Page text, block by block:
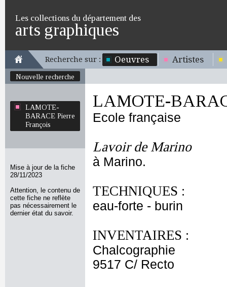
Les collections du département des
arts graphiques
Recherche sur : Oeuvres Artistes
Nouvelle recherche
LAMOTE-
BARACE Pierre
François
Mise à jour de la fiche
28/11/2023
Attention, le contenu de
cette fiche ne reflète
pas nécessairement le
dernier état du savoir.
LAMOTE-
Ecole française
Lavoir de Marino
à Marino.
TECHNIQUES :
eau-forte - burin
INVENTAIRES :
Chalcographie
9517 C/ Recto